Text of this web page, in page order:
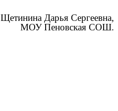
Щетинина Дарья Сергеевна,
МОУ Пеновская СОШ.